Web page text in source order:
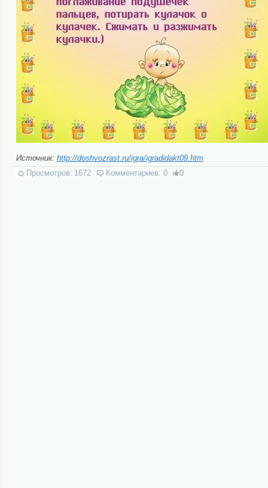
Источник: http://doshvozrast.ru/igra/igradidakt09.htm
Просмотров: 1672 Комментариев: 0 0